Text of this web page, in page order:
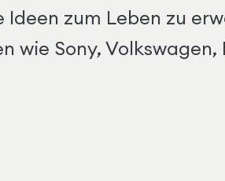
zum Leben zu
Sony,